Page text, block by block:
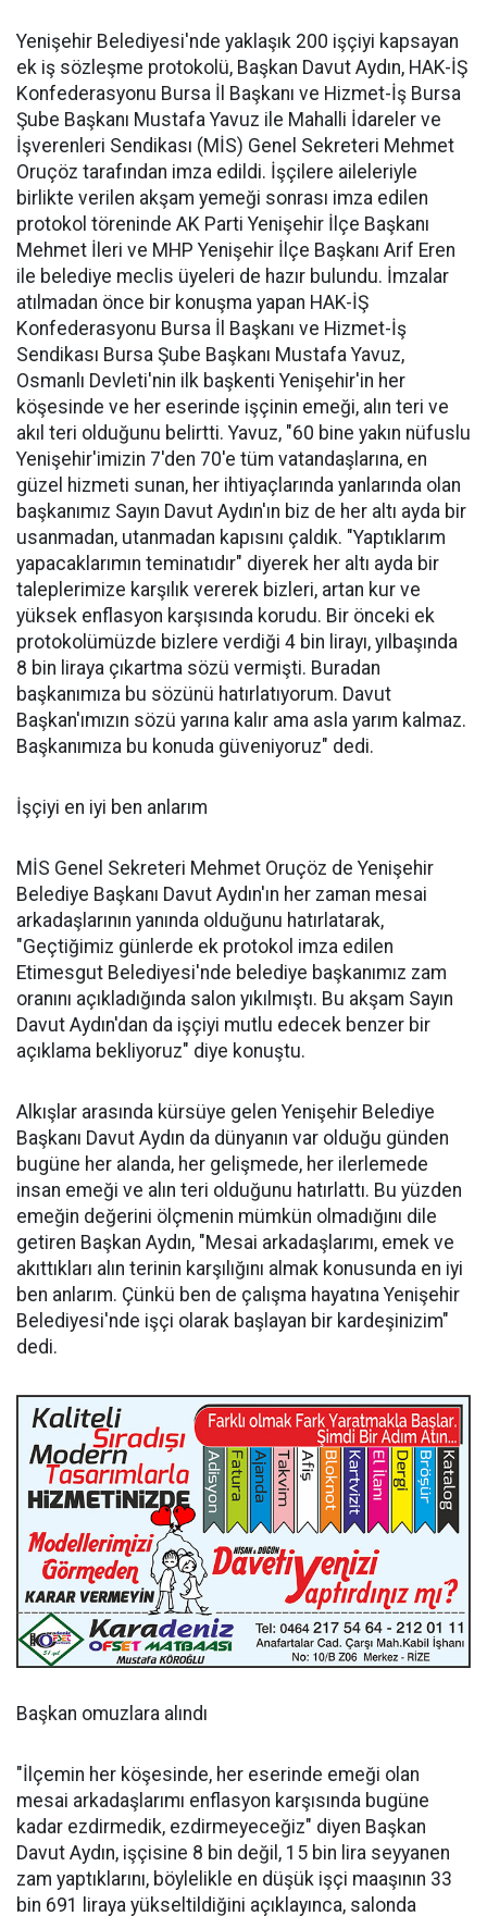
Yenişehir Belediyesi'nde yaklaşık 200 işçiyi kapsayan
ek iş sözleşme protokolü, Başkan Davut Aydın, HAK-İŞ
Konfederasyonu Bursa İl Başkanı ve Hizmet-İş Bursa
Şube Başkanı Mustafa Yavuz ile Mahalli İdareler ve
İşverenleri Sendikası (MİS) Genel Sekreteri Mehmet
Oruçöz tarafından imza edildi. İşçilere aileleriyle
birlikte verilen akşam yemeği sonrası imza edilen
protokol töreninde AK Parti Yenişehir İlçe Başkanı
Mehmet İleri ve MHP Yenişehir İlçe Başkanı Arif Eren
ile belediye meclis üyeleri de hazır bulundu. İmzalar
atılmadan önce bir konuşma yapan HAK-İŞ
Konfederasyonu Bursa İl Başkanı ve Hizmet-İş
Sendikası Bursa Şube Başkanı Mustafa Yavuz,
Osmanlı Devleti'nin ilk başkenti Yenişehir'in her
köşesinde ve her eserinde işçinin emeği, alın teri ve
akıl teri olduğunu belirtti. Yavuz, "60 bine yakın nüfuslu
Yenişehir'imizin 7'den 70'e tüm vatandaşlarına, en
güzel hizmeti sunan, her ihtiyaçlarında yanlarında olan
başkanımız Sayın Davut Aydın'ın biz de her altı ayda bir
usanmadan, utanmadan kapısını çaldık. "Yaptıklarım
yapacaklarımın teminatıdır" diyerek her altı ayda bir
taleplerimize karşılık vererek bizleri, artan kur ve
yüksek enflasyon karşısında korudu. Bir önceki ek
protokolümüzde bizlere verdiği 4 bin lirayı, yılbaşında
8 bin liraya çıkartma sözü vermişti. Buradan
başkanımıza bu sözünü hatırlatıyorum. Davut
Başkan'ımızın sözü yarına kalır ama asla yarım kalmaz.
Başkanımıza bu konuda güveniyoruz" dedi.
İşçiyi en iyi ben anlarım
MİS Genel Sekreteri Mehmet Oruçöz de Yenişehir
Belediye Başkanı Davut Aydın'ın her zaman mesai
arkadaşlarının yanında olduğunu hatırlatarak,
"Geçtiğimiz günlerde ek protokol imza edilen
Etimesgut Belediyesi'nde belediye başkanımız zam
oranını açıkladığında salon yıkılmıştı. Bu akşam Sayın
Davut Aydın'dan da işçiyi mutlu edecek benzer bir
açıklama bekliyoruz" diye konuştu.
Alkışlar arasında kürsüye gelen Yenişehir Belediye
Başkanı Davut Aydın da dünyanın var olduğu günden
bugüne her alanda, her gelişmede, her ilerlemede
insan emeği ve alın teri olduğunu hatırlattı. Bu yüzden
emeğin değerini ölçmenin mümkün olmadığını dile
getiren Başkan Aydın, "Mesai arkadaşlarımı, emek ve
akıttıkları alın terinin karşılığını almak konusunda en iyi
ben anlarım. Çünkü ben de çalışma hayatına Yenişehir
Belediyesi'nde işçi olarak başlayan bir kardeşinizim"
dedi.
Başkan omuzlara alındı
"İlçemin her köşesinde, her eserinde emeği olan
mesai arkadaşlarımı enflasyon karşısında bugüne
kadar ezdirmedik, ezdirmeyeceğiz" diyen Başkan
Davut Aydın, işçisine 8 bin değil, 15 bin lira seyyanen
zam yaptıklarını, böylelikle en düşük işçi maaşının 33
bin 691 liraya yükseltildiğini açıklayınca, salonda